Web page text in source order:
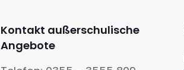
Kontakt außerschulische
Angebote